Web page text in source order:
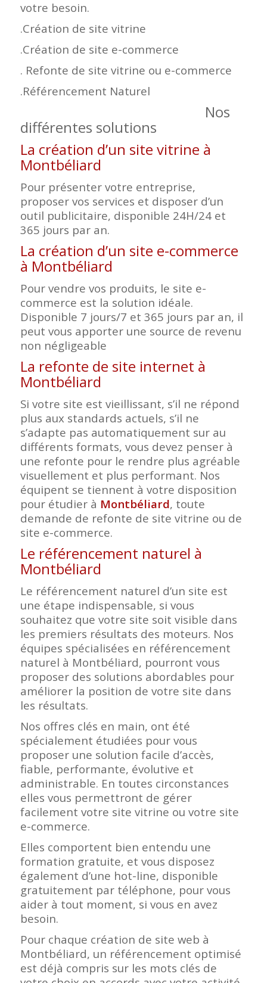
votre besoin.
.Création de site vitrine
.Création de site e-commerce
. Refonte de site vitrine ou e-commerce
.Référencement Naturel
Nos
différentes solutions
La création d’un site vitrine à
Montbéliard
Pour présenter votre entreprise,
proposer vos services et disposer d’un
outil publicitaire, disponible 24H/24 et
365 jours par an.
La création d’un site e-commerce
à Montbéliard
Pour vendre vos produits, le site e-
commerce est la solution idéale.
Disponible 7 jours/7 et 365 jours par an, il
peut vous apporter une source de revenu
non négligeable
La refonte de site internet à
Montbéliard
Si votre site est vieillissant, s’il ne répond
plus aux standards actuels, s’il ne
s’adapte pas automatiquement sur au
différents formats, vous devez penser à
une refonte pour le rendre plus agréable
visuellement et plus performant. Nos
équipent se tiennent à votre disposition
pour étudier à Montbéliard, toute
demande de refonte de site vitrine ou de
site e-commerce.
Le référencement naturel à
Montbéliard
Le référencement naturel d’un site est
une étape indispensable, si vous
souhaitez que votre site soit visible dans
les premiers résultats des moteurs. Nos
équipes spécialisées en référencement
naturel à Montbéliard, pourront vous
proposer des solutions abordables pour
améliorer la position de votre site dans
les résultats.
Nos offres clés en main, ont été
spécialement étudiées pour vous
proposer une solution facile d’accès,
fiable, performante, évolutive et
administrable. En toutes circonstances
elles vous permettront de gérer
facilement votre site vitrine ou votre site
e-commerce.
Elles comportent bien entendu une
formation gratuite, et vous disposez
également d’une hot-line, disponible
gratuitement par téléphone, pour vous
aider à tout moment, si vous en avez
besoin.
Pour chaque création de site web à
Montbéliard, un référencement optimisé
est déjà compris sur les mots clés de